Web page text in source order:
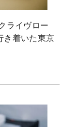
ライヴロー
き着いた東京